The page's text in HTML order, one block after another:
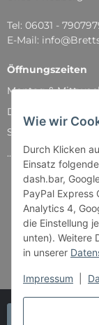
Wie wir
Durch Klicken
Einsatz
dash.bar,
PayPal Express
Analytics 4,
die Einstellung
unten). Weitere
in unserer
Impressum
Tel: 06031 -
E-Mail:
Öffnungszeiten
Montag &
Dienstag,
Samstag: 11:00 -
...und natürlich